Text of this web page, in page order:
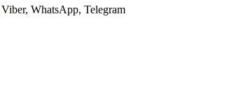
Viber, WhatsApp, Telegram